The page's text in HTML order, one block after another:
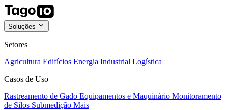
Soluções
Setores
Agricultura Edifícios Energia Industrial Logística
Casos de Uso
Rastreamento de Gado Equipamentos e Maquinário Monitoramento
de Silos Submedição Mais